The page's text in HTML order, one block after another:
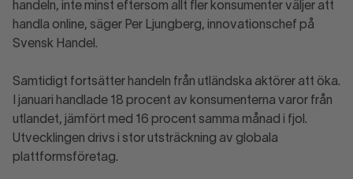
handeln, inte minst eftersom allt fler konsumenter väljer att
handla online, säger Per Ljungberg, innovationschef på
Svensk Handel.
Samtidigt fortsätter handeln från utländska aktörer att öka.
I januari handlade 18 procent av konsumenterna varor från
utlandet, jämfört med 16 procent samma månad i fjol.
Utvecklingen drivs i stor utsträckning av globala
plattformsföretag.